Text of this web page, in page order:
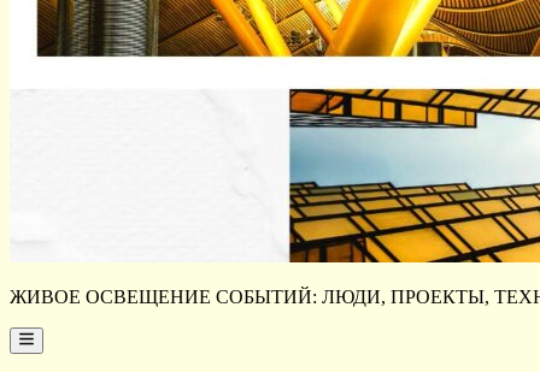
ЖИВОЕ ОСВЕЩЕНИЕ СОБЫТИЙ: ЛЮДИ, ПРОЕКТЫ,
Main
Menu